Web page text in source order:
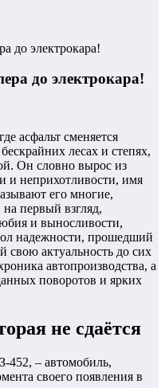
до электрокара!
до электрокара!
асфальт сменяется
лесах и степях,
Он словно вырос из
и неприхотливости, имя
его многие,
первый взгляд,
и выносливости,
надежности, прошедший
свою актуальность до сих
автопроизводства, а
поворотов и ярких
не сдаётся
452, – автомобиль,
своего появления в